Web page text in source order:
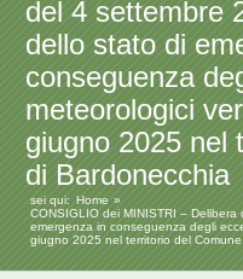
del 4 settembre
dello stato di
conseguenza
meteorologici
giugno 2025 nel
di Bardonecchia
sei qui: Home
CONSIGLIO dei MINISTRI –
emergenza in conseguenza degli
giugno 2025 nel territorio del